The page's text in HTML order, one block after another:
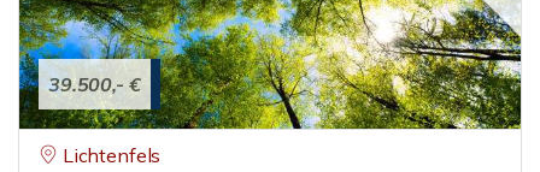
39.500,- €
Lichtenfels